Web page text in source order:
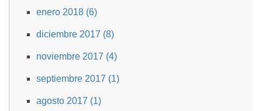
enero 2018 (6)
diciembre 2017 (8)
noviembre 2017 (4)
septiembre 2017 (1)
agosto 2017 (1)